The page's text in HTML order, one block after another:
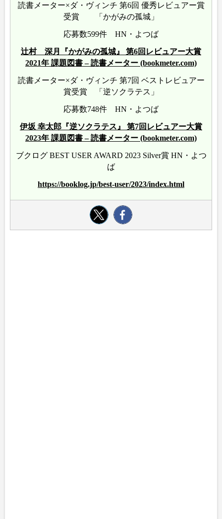
読書メーター×ダ・ヴィンチ 第6回 優秀レビュアー賞
受賞 「かがみの孤城」
応募数599件 HN・よつば
辻村 深月『かがみの孤城』 第6回レビュアー大賞
2021年 課題図書 – 読書メーター (bookmeter.com)
読書メーター×ダ・ヴィンチ 第7回 ベストレビュアー
賞受賞 「逆ソクラテス」
応募数748件 HN・よつば
伊坂 幸太郎『逆ソクラテス』 第7回レビュアー大賞
2023年 課題図書 – 読書メーター (bookmeter.com)
ブクログ BEST USER AWARD 2023 Silver賞 HN・よつ
ば
https://booklog.jp/best-user/2023/index.html